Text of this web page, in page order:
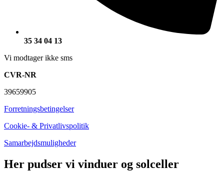
35 34 04 13
Vi modtager ikke sms
CVR-NR
39659905
Forretningsbetingelser
Cookie- & Privatlivspolitik
Samarbejdsmuligheder
Her pudser vi vinduer og solceller